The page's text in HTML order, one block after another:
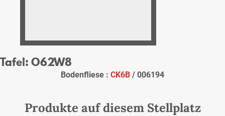
Tafel: O62W8
Bodenfliese : CK6B / 006194
Produkte auf diesem Stellplatz